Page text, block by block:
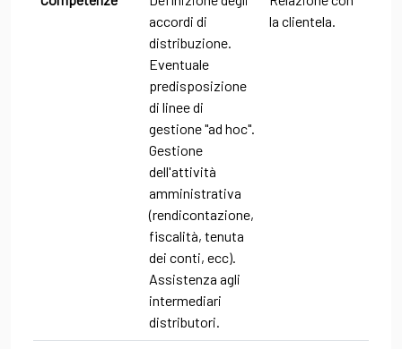
accordi di
distribuzione.
Eventuale
predisposizione
di linee di
gestione "ad hoc".
Gestione
dell'attività
amministrativa
(rendicontazione,
fiscalità, tenuta
dei conti, ecc).
Assistenza agli
intermediari
distributori.
la clientela.